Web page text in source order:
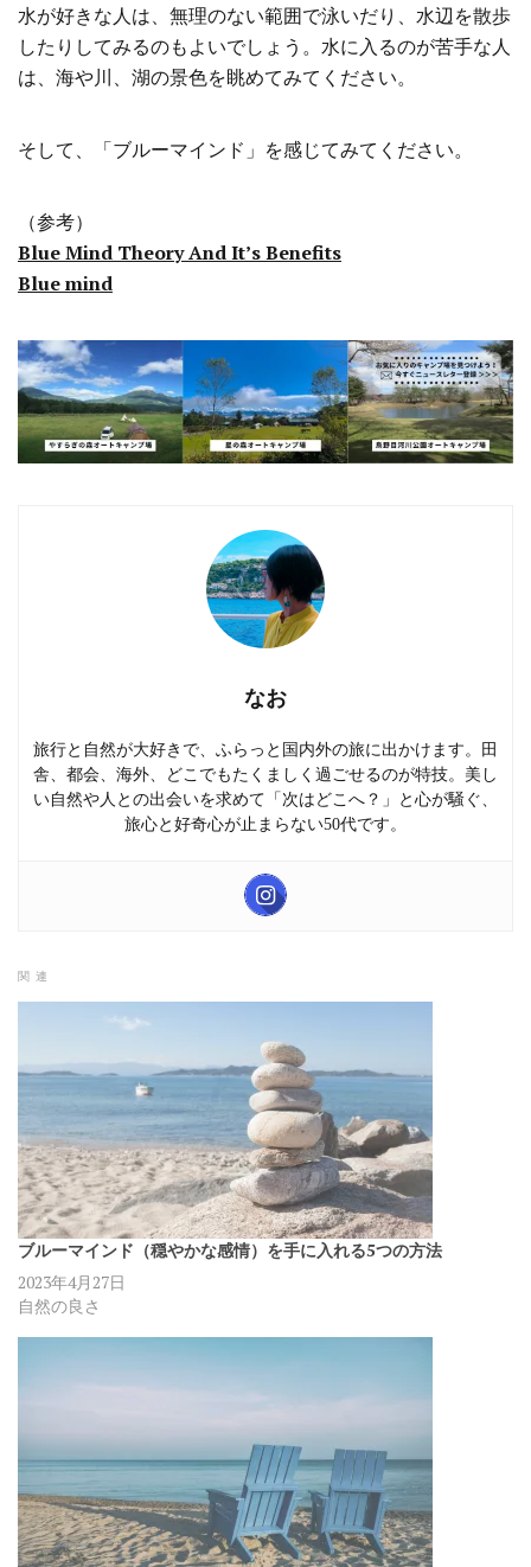
水が好きな人は、無理のない範囲で泳いだり、水辺を散歩
したりしてみるのもよいでしょう。水に入るのが苦手な人
は、海や川、湖の景色を眺めてみてください。
そして、「ブルーマインド」を感じてみてください。
（参考）
Blue Mind Theory And It’s Benefits
Blue mind
なお
旅行と自然が大好きで、ふらっと国内外の旅に出かけます。田
舎、都会、海外、どこでもたくましく過ごせるのが特技。美し
い自然や人との出会いを求めて「次はどこへ？」と心が騒ぐ、
旅心と好奇心が止まらない50代です。
関連
ブルーマインド（穏やかな感情）を手に入れる5つの方法
2023年4月27日
自然の良さ